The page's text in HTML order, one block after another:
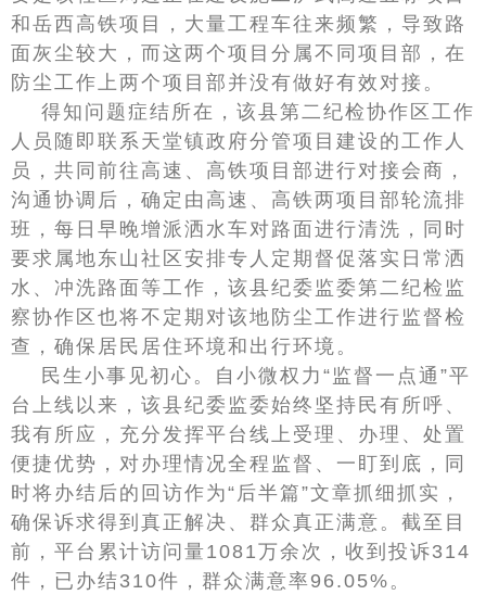
和岳西高铁项目，大量工程车往来频繁，导致路
面灰尘较大，而这两个项目分属不同项目部，在
防尘工作上两个项目部并没有做好有效对接。
得知问题症结所在，该县第二纪检协作区工作
人员随即联系天堂镇政府分管项目建设的工作人
员，共同前往高速、高铁项目部进行对接会商，
沟通协调后，确定由高速、高铁两项目部轮流排
班，每日早晚增派洒水车对路面进行清洗，同时
要求属地东山社区安排专人定期督促落实日常洒
水、冲洗路面等工作，该县纪委监委第二纪检监
察协作区也将不定期对该地防尘工作进行监督检
查，确保居民居住环境和出行环境。
民生小事见初心。自小微权力“监督一点通”平
台上线以来，该县纪委监委始终坚持民有所呼、
我有所应，充分发挥平台线上受理、办理、处置
便捷优势，对办理情况全程监督、一盯到底，同
时将办结后的回访作为“后半篇”文章抓细抓实，
确保诉求得到真正解决、群众真正满意。截至目
前，平台累计访问量1081万余次，收到投诉314
件，已办结310件，群众满意率96.05%。